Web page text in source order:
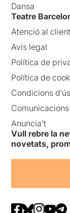
Dansa
Teatre
Atenció al client
Avís legal
Política de
Política de
Condicions d’ús
Anuncia’t
Vull rebre la
novetats,